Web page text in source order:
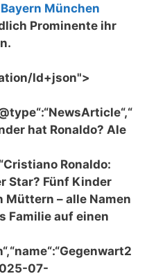
Bayern München
Prominente ihr
ld+json">
hat Ronaldo? Ale
Ronaldo:
Star? Fünf Kinder
– alle Namen
Familie auf einen
07-